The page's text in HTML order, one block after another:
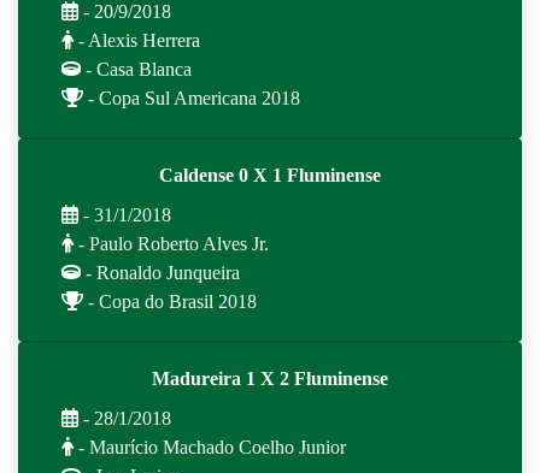
- 20/9/2018
- Alexis Herrera
- Casa Blanca
- Copa Sul Americana 2018
Caldense 0 X 1 Fluminense
- 31/1/2018
- Paulo Roberto Alves Jr.
- Ronaldo Junqueira
- Copa do Brasil 2018
Madureira 1 X 2 Fluminense
- 28/1/2018
- Maurício Machado Coelho Junior